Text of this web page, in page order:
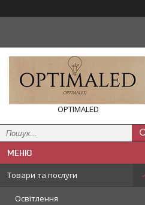
OPTIMALED
Товари та послуги
Освітлення